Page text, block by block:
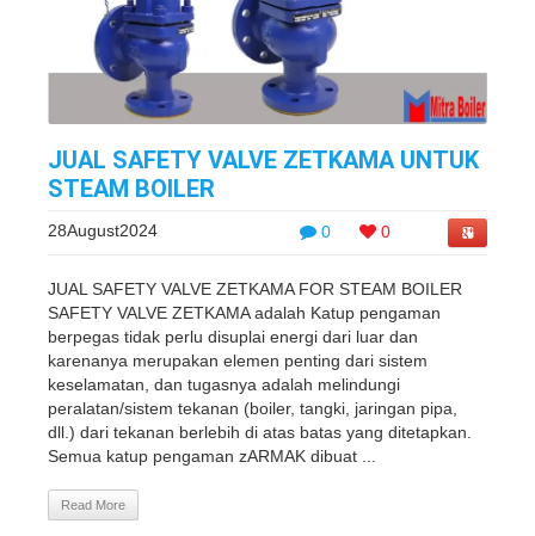
JUAL SAFETY VALVE ZETKAMA UNTUK
STEAM BOILER
0 0
28August2024
JUAL SAFETY VALVE ZETKAMA FOR STEAM BOILER
SAFETY VALVE ZETKAMA adalah Katup pengaman
berpegas tidak perlu disuplai energi dari luar dan
karenanya merupakan elemen penting dari sistem
keselamatan, dan tugasnya adalah melindungi
peralatan/sistem tekanan (boiler, tangki, jaringan pipa,
dll.) dari tekanan berlebih di atas batas yang ditetapkan.
Semua katup pengaman zARMAK dibuat ...
Read More